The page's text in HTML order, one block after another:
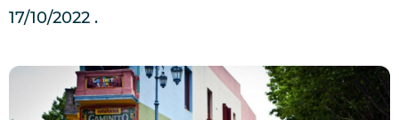
17/10/2022